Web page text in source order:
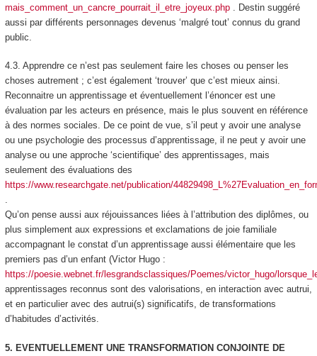
mais_comment_un_cancre_pourrait_il_etre_joyeux.php. Destin suggéré
aussi par différents personnages devenus ‘malgré tout’ connus du grand
public.
4.3. Apprendre ce n’est pas seulement faire les choses ou penser les
choses autrement ; c’est également ‘trouver’ que c’est mieux ainsi.
Reconnaitre un apprentissage et éventuellement l’énoncer est une
évaluation par les acteurs en présence, mais le plus souvent en référence
à des normes sociales. De ce point de vue, s’il peut y avoir une analyse
ou une psychologie des processus d’apprentissage, il ne peut y avoir une
analyse ou une approche ‘scientifique’ des apprentissages, mais
seulement des évaluations des
https://www.researchgate.net/publication/
.
Qu’on pense aussi aux réjouissances liées à l’attribution des diplômes, ou
plus simplement aux expressions et exclamations de joie familiale
accompagnant le constat d’un apprentissage aussi élémentaire que les
premiers pas d’un enfant (Victor Hugo :
https://poesie.webnet.fr/lesgrandsclassiques/Poemes/victor_hugo/
apprentissages reconnus sont des valorisations, en interaction avec autrui,
et en particulier avec des autrui(s) significatifs, de transformations
d’habitudes d’activités.
5. EVENTUELLEMENT UNE TRANSFORMATION CONJOINTE DE